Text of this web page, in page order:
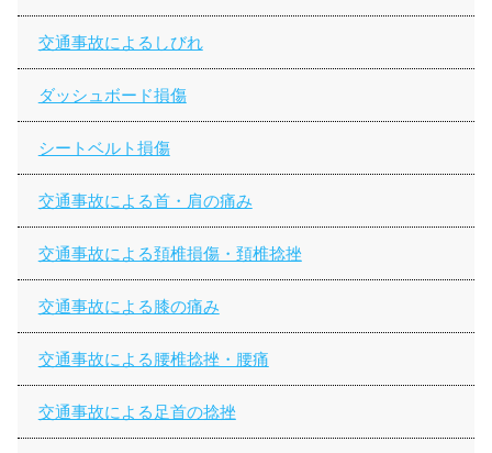
交通事故によるしびれ
ダッシュボード損傷
シートベルト損傷
交通事故による首・肩の痛み
交通事故による頚椎損傷・頚椎捻挫
交通事故による膝の痛み
交通事故による腰椎捻挫・腰痛
交通事故による足首の捻挫